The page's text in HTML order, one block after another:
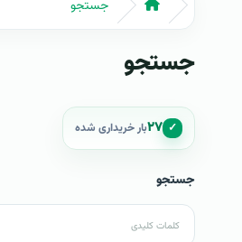
جستجو
جستجو
✓ ۲۷بار خریداری شده
جستجو